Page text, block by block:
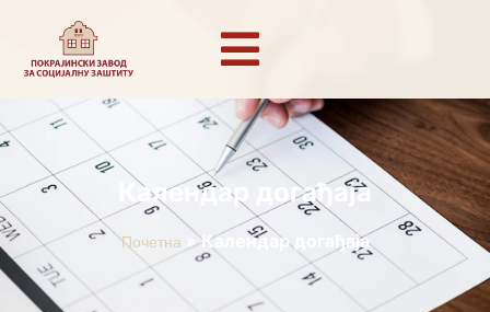
Календар догађаја
Почетна»Календар догађаја